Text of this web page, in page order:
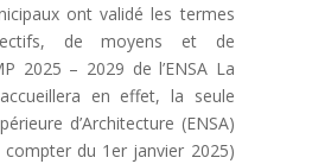
ont validé les termes
de moyens et de
2025 – 2029 de l’ENSA La
en effet, la seule
d’Architecture (ENSA)
compter du 1er janvier 2025)